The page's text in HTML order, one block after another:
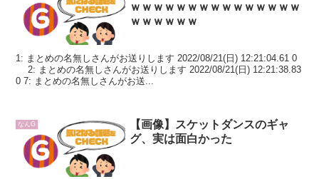
ｗｗｗｗｗｗｗｗｗｗｗｗｗｗｗ
ｗｗｗｗｗｗ
1: まとめの名無しさんがお送りします 2022/08/21(日) 12:21:04.61 0
2: まとめの名無しさんがお送りします 2022/08/21(日) 12:21:38.83
0 7: まとめの名無しさんがお送...
なんG
【画像】スケットダンスのギャ
グ、実は面白かった